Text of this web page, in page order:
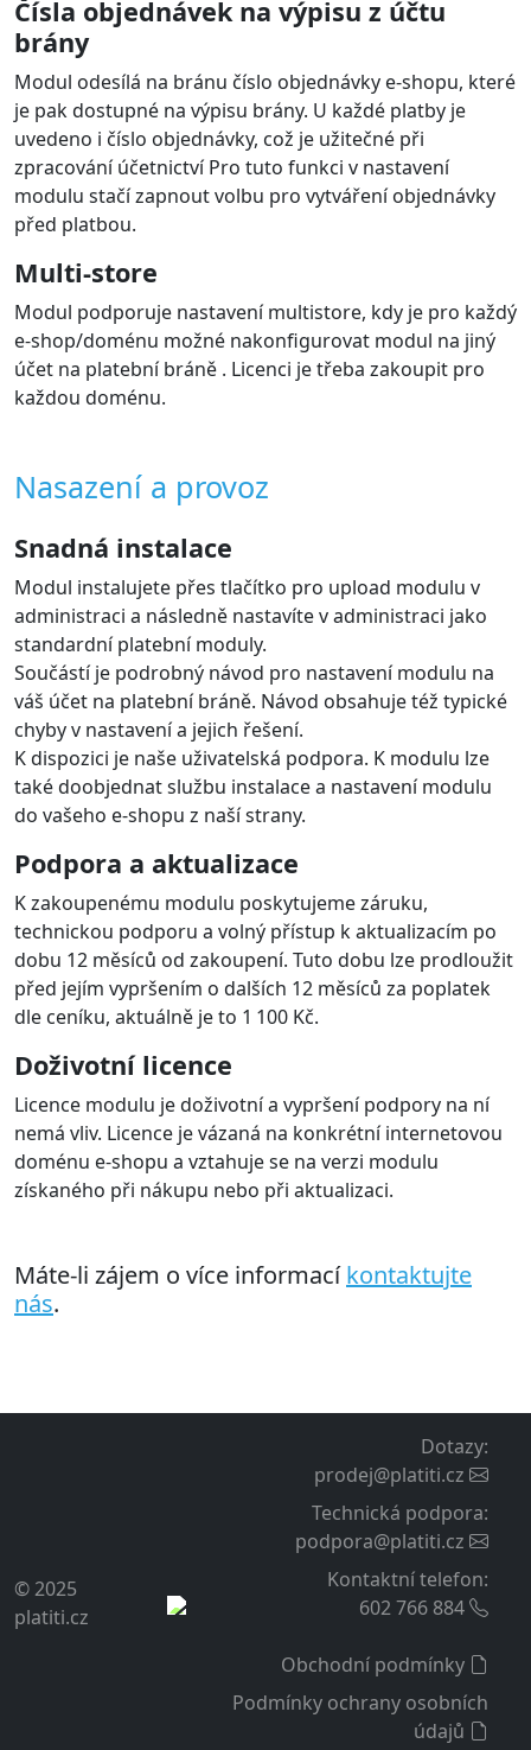
ihned.
Tato služba je oblíbená zejména u dražších produktů,
kdy zákazník nemusí platit celou částku najednou.
Podporované měny: CZK, EUR, HUF
Jednotlivé platební metody zobrazeny
dynamicky ve výběru platby v e-shopu
Nabídka platebních metod je zobrazena zákazníkovi při
V administraci lze vybrat, které metody budou v
objednávkovém procesu zobrazeny .
Podporované jazyky
Modul zobrazí bránu v jazyce e-shopu. Brána samotná
Angličtina s možností přidat překlady dalších jazyků dle
návodu.
Automatická změna stavu objednávky
dle výsledku platby
Modul automaticky aktualizuje stav objednávky v e-
shopu na základě změn stavu platby na platební bráně.
Takže podle stavu víte, že je zaplaceno a můžete
objednávku realizovat
Čísla objednávek na výpisu z účtu
brány
Modul odesílá na bránu číslo objednávky e-shopu, které
je pak dostupné na výpisu brány. U každé platby je
uvedeno i číslo objednávky, což je užitečné při
zpracování účetnictví Pro tuto funkci v nastavení
modulu stačí zapnout volbu pro vytváření objednávky
před platbou.
Multi-store
Modul podporuje nastavení multistore, kdy je pro každý
účet na platební bráně . Licenci je třeba zakoupit pro
každou doménu.
Snadná instalace
Součástí je podrobný návod pro nastavení modulu na
váš účet na platební bráně. Návod obsahuje též typické
K dispozici je naše uživatelská podpora. K modulu lze
také doobjednat službu instalace a nastavení modulu
Podpora a aktualizace
K zakoupenému modulu poskytujeme záruku,
technickou podporu a volný přístup k aktualizacím po
dobu 12 měsíců od zakoupení. Tuto dobu lze prodloužit
před jejím vypršením o dalších 12 měsíců za poplatek